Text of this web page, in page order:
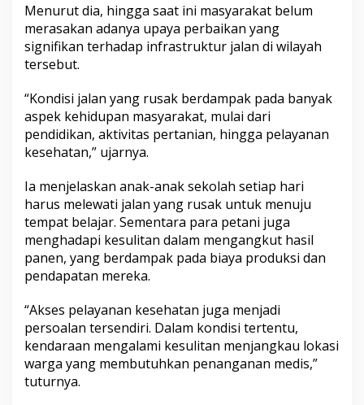
Menurut dia, hingga saat ini masyarakat belum
merasakan adanya upaya perbaikan yang
signifikan terhadap infrastruktur jalan di wilayah
tersebut.
“Kondisi jalan yang rusak berdampak pada banyak
aspek kehidupan masyarakat, mulai dari
pendidikan, aktivitas pertanian, hingga pelayanan
kesehatan,” ujarnya.
Ia menjelaskan anak-anak sekolah setiap hari
harus melewati jalan yang rusak untuk menuju
tempat belajar. Sementara para petani juga
menghadapi kesulitan dalam mengangkut hasil
panen, yang berdampak pada biaya produksi dan
pendapatan mereka.
“Akses pelayanan kesehatan juga menjadi
persoalan tersendiri. Dalam kondisi tertentu,
kendaraan mengalami kesulitan menjangkau lokasi
warga yang membutuhkan penanganan medis,”
tuturnya.